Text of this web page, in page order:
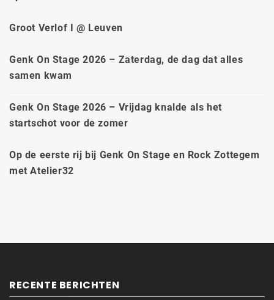
Groot Verlof I @ Leuven
Genk On Stage 2026 – Zaterdag, de dag dat alles
samen kwam
Genk On Stage 2026 – Vrijdag knalde als het
startschot voor de zomer
Op de eerste rij bij Genk On Stage en Rock Zottegem
met Atelier32
RECENTE BERICHTEN